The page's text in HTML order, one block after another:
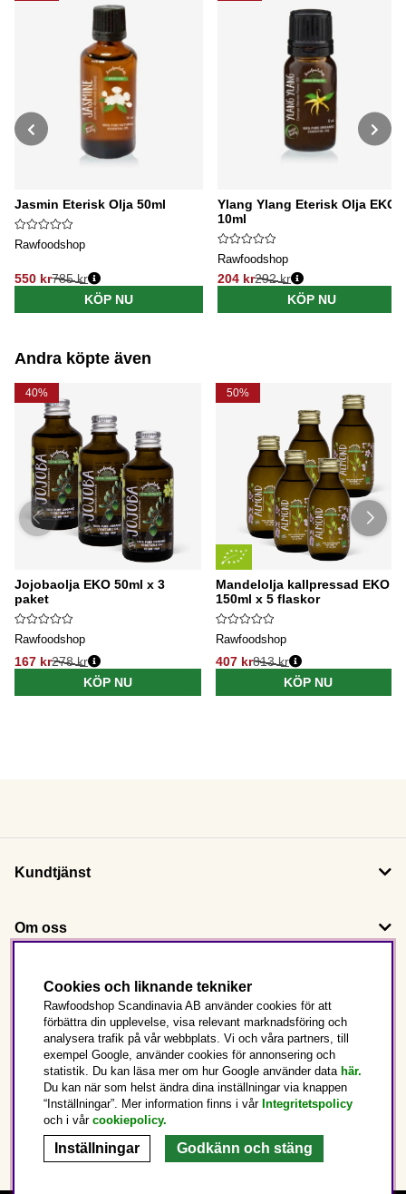
Jasmin Eterisk Olja 50ml
Rawfoodshop
550 kr
Ordinarie pris:
785 kr
KÖP NU
Ylang Ylang Eterisk Olja EKO
10ml
Rawfoodshop
204 kr
Ordinarie pris:
292 kr
KÖP NU
Andra köpte även
40%
Jojobaolja EKO 50ml x 3
paket
Rawfoodshop
167 kr278 kr
KÖP NU
50%
Mandelolja kallpressad EKO
150ml x 5 flaskor
Rawfoodshop
407 kr813 kr
KÖP NU
Kundtjänst
Om oss
Följ oss
Det här är Rawfoodshop
Sverige
Cookies och liknande tekniker
Rawfoodshop Scandinavia AB använder cookies för att
förbättra din upplevelse, visa relevant marknadsföring och
analysera trafik på vår webbplats. Vi och våra partners, till
exempel Google, använder cookies för annonsering och
statistik. Du kan läsa mer om hur Google använder data här.
Du kan när som helst ändra dina inställningar via knappen
“Inställningar”. Mer information finns i vår Integritetspolicy
och i vår cookiepolicy.
Inställningar Godkänn och stäng